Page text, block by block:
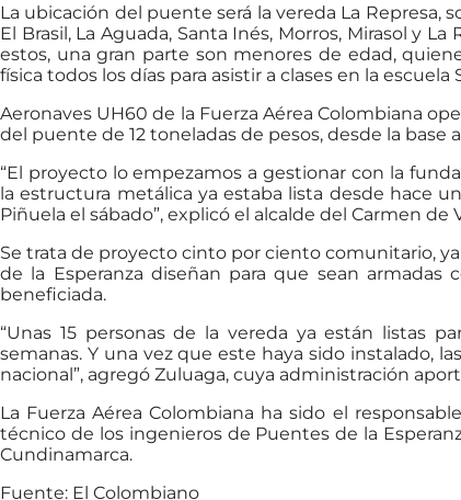
La ubicación del puente será la vereda La
El Brasil, La Aguada, Santa Inés, Morros, Mirasol y
estos, una gran parte son menores de edad,
física todos los días para asistir a clases en la escuela
Aeronaves UH60 de la Fuerza Aérea Colombiana
del puente de 12 toneladas de pesos, desde la base
“El proyecto lo empezamos a gestionar con la
la estructura metálica ya estaba lista desde hace
Piñuela el sábado”, explicó el alcalde del Carmen de
Se trata de proyecto cinto por ciento comunitario,
de la Esperanza diseñan para que sean
beneficiada.
“Unas 15 personas de la vereda ya están listas
semanas. Y una vez que este haya sido instalado,
nacional”, agregó Zuluaga, cuya administración
La Fuerza Aérea Colombiana ha sido el
técnico de los ingenieros de Puentes de la
Cundinamarca.
Fuente: El Colombiano